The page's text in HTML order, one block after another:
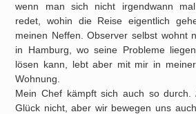
wenn man sich nicht irgendwann
redet, wohin die Reise eigentlich
meinen Neffen. Observer selbst wohnt
in Hamburg, wo seine Probleme
lösen kann, lebt aber mit mir in
Wohnung.
Mein Chef kämpft sich auch so
Glück nicht, aber wir bewegen uns